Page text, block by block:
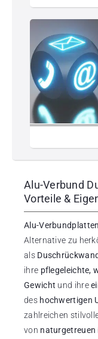
Alu-Verbund
Vorteile &
Alu-Verbundplatten
Alternative zu
als Duschrückwand
ihre pflegeleichte,
Gewicht und ihre
des hochwertigen
zahlreichen
von naturgetreuen